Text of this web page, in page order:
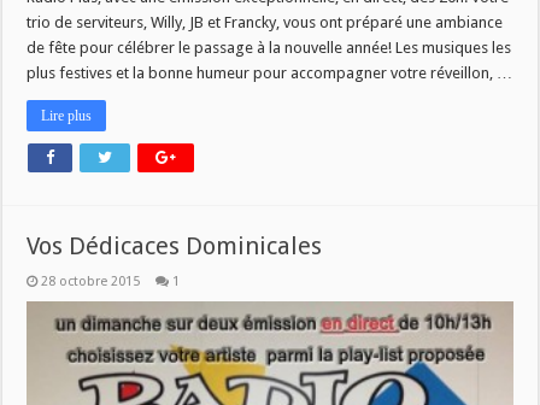
trio de serviteurs, Willy, JB et Francky, vous ont préparé une ambiance
de fête pour célébrer le passage à la nouvelle année! Les musiques les
plus festives et la bonne humeur pour accompagner votre réveillon, …
Lire plus
Vos Dédicaces Dominicales
28 octobre 2015 1